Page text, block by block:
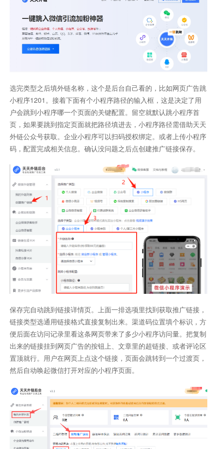
选完类型之后填外链名称，这个是后台自己看的，比如网页广告跳
小程序1201。接着下面有个小程序路径的输入框，这是决定了用
户会跳到小程序哪一个页面的关键配置。留空就默认跳小程序首
页，如果要跳到指定页面就把路径填进去，小程序路径需借助天天
外链公众号获取。企业小程序可以扫码授权绑定。或者上传小程序
码，配置完成相关信息。确认没问题之后点创建推广链接保存。
保存完自动跳到链接详情页。上面一排选项里找到获取推广链接，
链接类型选通用链接格式直接复制出来。渠道码位置填个标识，方
便后面在访问记录里看这条网页带来了多少小程序访问量。把复制
出来的链接挂到网页广告的按钮上、文章里的超链接、或者评论区
置顶就行。用户在网页上点这个链接，页面会跳转到一个过渡页，
然后自动唤起微信打开对应的小程序页面。